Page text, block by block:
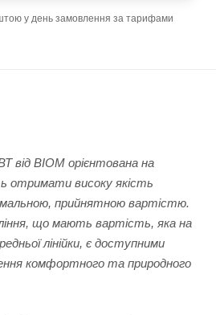
у день замовлення за тарифами
від BIOM орієнтована на
отримати високу якість
прийнятною вартістю.
що мають вартість, яка на
лінійки, є доступними
комфортного та природного